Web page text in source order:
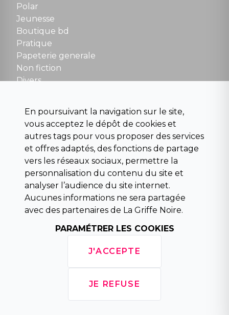
Fermé le dimanche en Juillet et Août
NOUS CONTACTER
contact@la-griffe-noire.com
Polar
Jeunesse
Boutique bd
Pratique
Papeterie generale
Non fiction
Divers
Para scolaire
Histoire
Pochoteque
Pleiade
INFORMATIONS
Droit de rétractation
Conditions générales de vente
Mentions légales
Horaires d'ouverture
En poursuivant la navigation sur le site,
vous acceptez le dépôt de cookies et
autres tags pour vous proposer des services
et offres adaptés, des fonctions de partage
vers les réseaux sociaux, permettre la
personnalisation du contenu du site et
analyser l’audience du site internet.
Aucunes informations ne sera partagée
avec des partenaires de La Griffe Noire.
PARAMÉTRER LES COOKIES
J'ACCEPTE
JE REFUSE